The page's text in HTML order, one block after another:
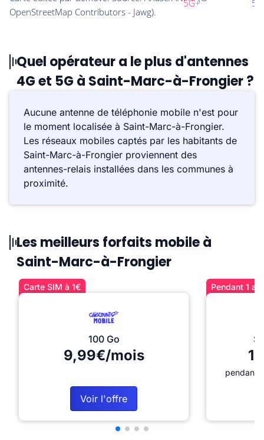
Quel opérateur a le plus d'antennes
4G et 5G à Saint-Marc-à-Frongier ?
Aucune antenne de téléphonie mobile n'est pour
le moment localisée à Saint-Marc-à-Frongier.
Les réseaux mobiles captés par les habitants de
Saint-Marc-à-Frongier proviennent des
antennes-relais installées dans les communes à
proximité.
Les meilleurs forfaits mobile à
Saint-Marc-à-Frongier
Carte SIM à 1€
100 Go
9,99€/mois
Voir l'offre
Pendant 1
pendant